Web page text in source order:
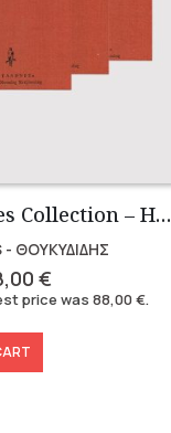
Thucidides Collection – Hardbound Edition (4 volumes)
- ΘΟΥΚΥΔΙΔΗΣ
€.
€
price
price was88,00€.